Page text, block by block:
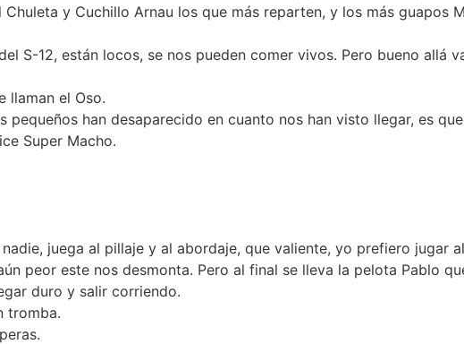
y Cuchillo Arnau los que más reparten, y los más guapos
S-12, están locos, se nos pueden comer vivos. Pero bueno allá
llaman el Oso.
pequeños han desaparecido en cuanto nos han visto llegar, es
Super Macho.
juega al pillaje y al abordaje, que valiente, yo prefiero jugar
peor este nos desmonta. Pero al final se lleva la pelota Pablo
duro y salir corriendo.
tromba.